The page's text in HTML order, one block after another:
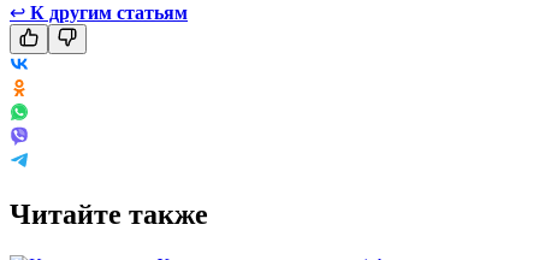
↩ К другим статьям
Читайте также